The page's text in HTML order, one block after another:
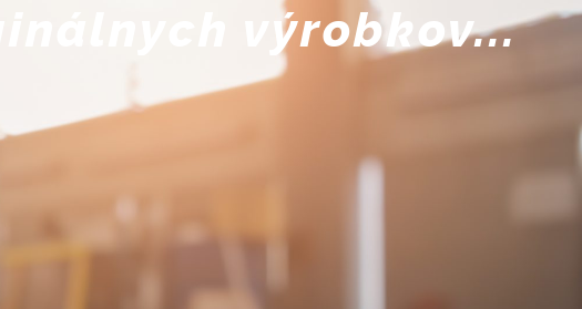
výrobkov...